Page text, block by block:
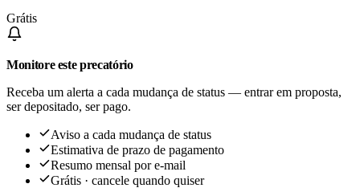
Grátis
Monitore este precatório
Receba um alerta a cada mudança de status — entrar em proposta,
ser depositado, ser pago.
Aviso a cada mudança de status
Estimativa de prazo de pagamento
Resumo mensal por e-mail
Grátis · cancele quando quiser